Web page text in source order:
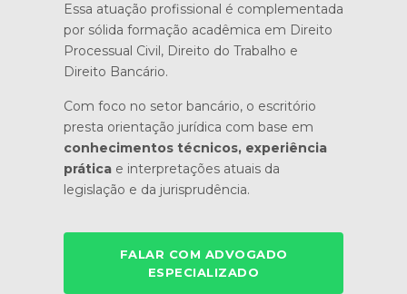
Essa atuação profissional é complementada
por sólida formação acadêmica em Direito
Processual Civil, Direito do Trabalho e
Direito Bancário.
Com foco no setor bancário, o escritório
presta orientação jurídica com base em
conhecimentos técnicos, experiência
prática e interpretações atuais da
legislação e da jurisprudência.
FALAR COM ADVOGADO
ESPECIALIZADO